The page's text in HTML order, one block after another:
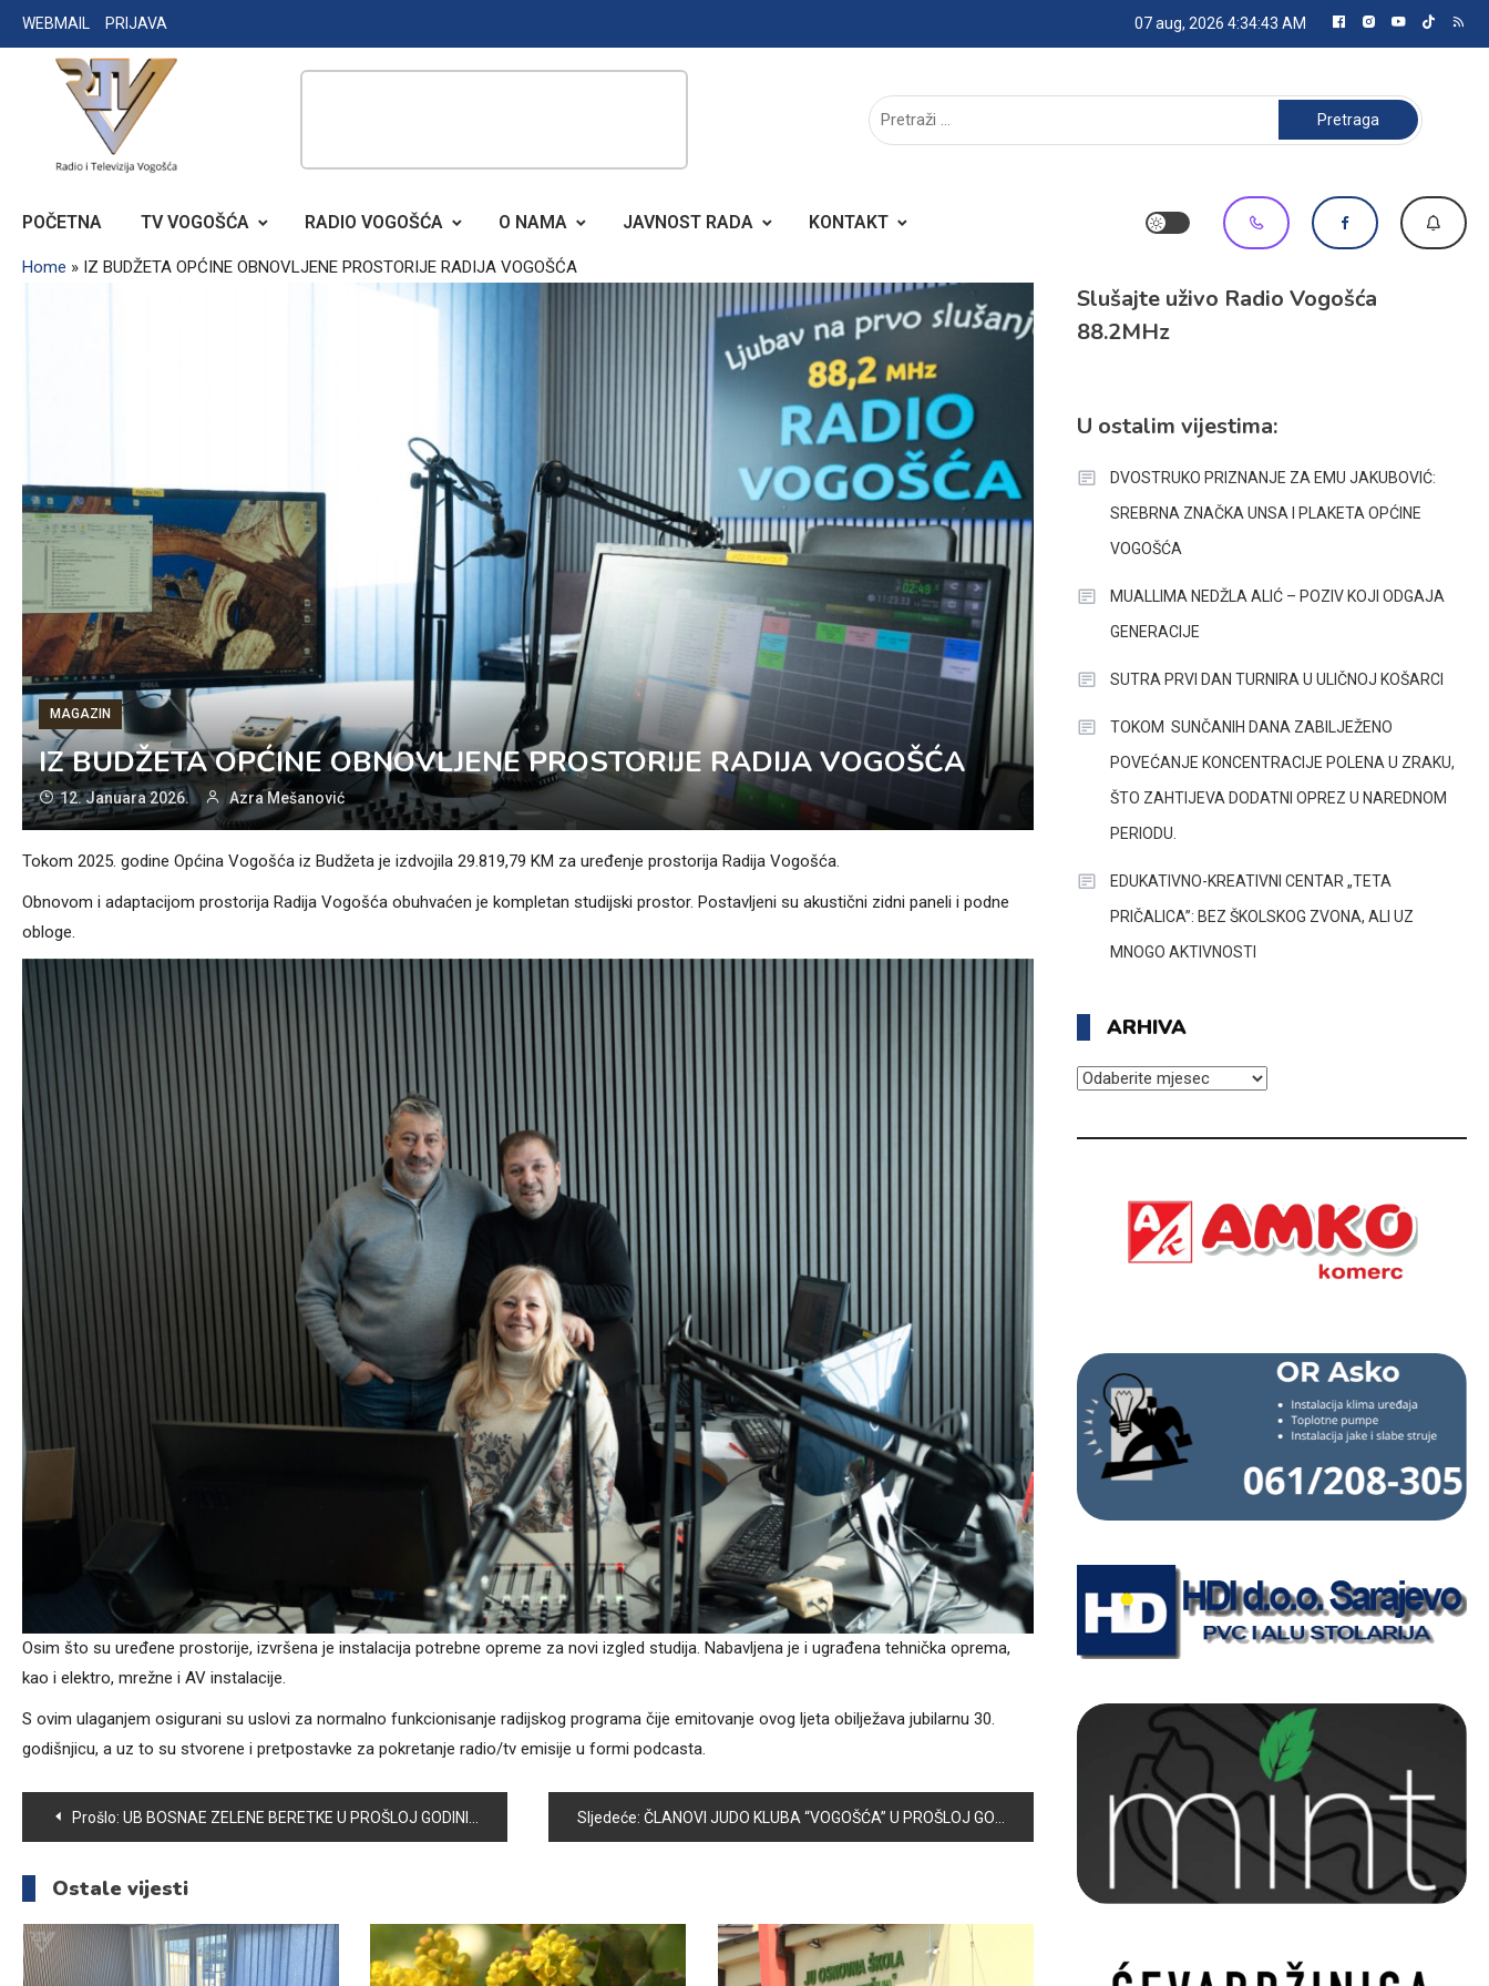
Skip
to
WEBMAIL PRIJAVA 07 aug, 2026 4:34:44 AM
RADIO TELEVIZIJA VOGOŠĆA
Pretraga:
POČETNA TV VOGOŠĆA RADIO VOGOŠĆA O NAMA JAVNOST RADA KONTAKT
Home » IZ BUDŽETA OPĆINE OBNOVLJENE PROSTORIJE RADIJA VOGOŠĆA
MAGAZIN
IZ BUDŽETA OPĆINE OBNOVLJENE PROSTORIJE RADIJA VOGOŠĆA
12. Januara 2026. Azra Mešanović
Tokom 2025. godine Općina Vogošća iz Budžeta je izdvojila 29.819,79 KM za uređenje prostorija Radija Vogošća.
Obnovom i adaptacijom prostorija Radija Vogošća obuhvaćen je kompletan studijski prostor. Postavljeni su akustični zidni paneli i podne
obloge.
Osim što su uređene prostorije, izvršena je instalacija potrebne opreme za novi izgled studija. Nabavljena je i ugrađena tehnička oprema,
kao i elektro, mrežne i AV instalacije.
S ovim ulaganjem osigurani su uslovi za normalno funkcionisanje radijskog programa čije emitovanje ovog ljeta obilježava jubilarnu 30.
godišnjicu, a uz to su stvorene i pretpostavke za pokretanje radio/tv emisije u formi podcasta.
Navigacija
članaka
Prošlo: UB BOSNAE ZELENE BERETKE U PROŠLOJ GODINI REALIZOVALO SVE PLANSKE ZADATKE Sljedeće: ČLANOVI JUDO KLUBA “VOGOŠĆA” U PROŠLOJ GODINI OKITILI SE BROJNIM MEDALJAMA
Ostale vijesti
Slušajte uživo Radio Vogošća
88.2MHz
U ostalim vijestima:
DVOSTRUKO PRIZNANJE ZA EMU JAKUBOVIĆ:
SREBRNA ZNAČKA UNSA I PLAKETA OPĆINE
VOGOŠĆA
MUALLIMA NEDŽLA ALIĆ – POZIV KOJI ODGAJA
GENERACIJE
SUTRA PRVI DAN TURNIRA U ULIČNOJ KOŠARCI
TOKOM SUNČANIH DANA ZABILJEŽENO
POVEĆANJE KONCENTRACIJE POLENA U ZRAKU,
ŠTO ZAHTIJEVA DODATNI OPREZ U NAREDNOM
PERIODU.
EDUKATIVNO-KREATIVNI CENTAR „TETA
PRIČALICA”: BEZ ŠKOLSKOG ZVONA, ALI UZ
MNOGO AKTIVNOSTI
ARHIVA
ARHIVA